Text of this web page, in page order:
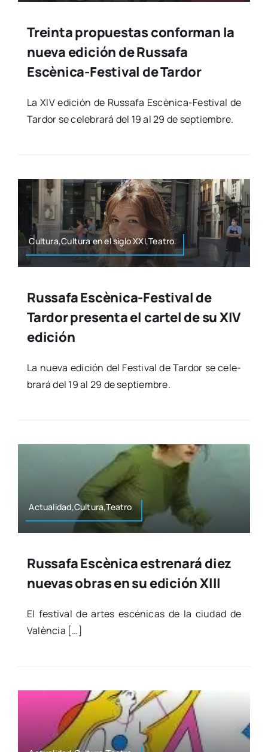
Treinta propuestas conforman la
nueva edición de Russafa
Escènica-Festival de Tardor
La XIV edi­ción de Rus­sa­fa Escè­­ni­­ca-Fes­­ti­­val de
Tar­dor se cele­bra­rá del 19 al 29 de sep­tiem­bre.
Cultura,Cultura en el siglo XXI,Teatro
Russafa Escènica-Festival de
Tardor presenta el cartel de su XIV
edición
La nue­va edi­ción del Fes­ti­val de Tar­dor se cele­
bra­rá del 19 al 29 de sep­tiem­bre.
Actualidad,Cultura,Teatro
Russafa Escènica estrenará diez
nuevas obras en su edición XIII
El fes­ti­val de artes escé­ni­cas de la ciu­dad de
Valèn­cia […]